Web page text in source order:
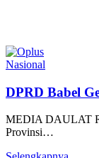
Nasional
DPRD Babel
MEDIA DAULAT
Provinsi…